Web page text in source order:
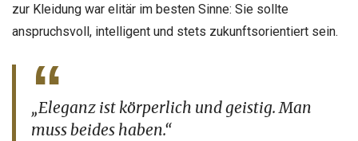
zur Kleidung war elitär im besten Sinne: Sie sollte
anspruchsvoll, intelligent und stets zukunftsorientiert sein.
„Eleganz ist körperlich und geistig. Man
muss beides haben.“